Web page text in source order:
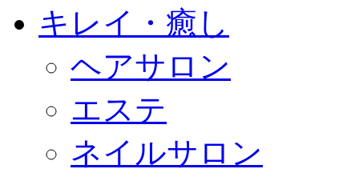
キレイ・癒し
ヘアサロン
エステ
ネイルサロン